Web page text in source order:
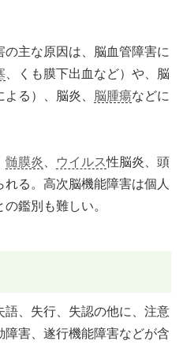
主な原因は、脳血管障害に
、くも膜下出血など）や、脳
る）、脳炎、 脳腫瘍などに
髄膜炎 ウイルス性脳炎、頭
る。高次脳機能障害は個人
の鑑別も難しい。
、失行、失認の他に、注意
障害、遂行機能障害などが含